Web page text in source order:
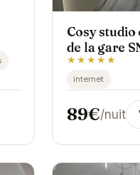
Cosy studio
de la gare
★★★★★
internet
89€/nuit